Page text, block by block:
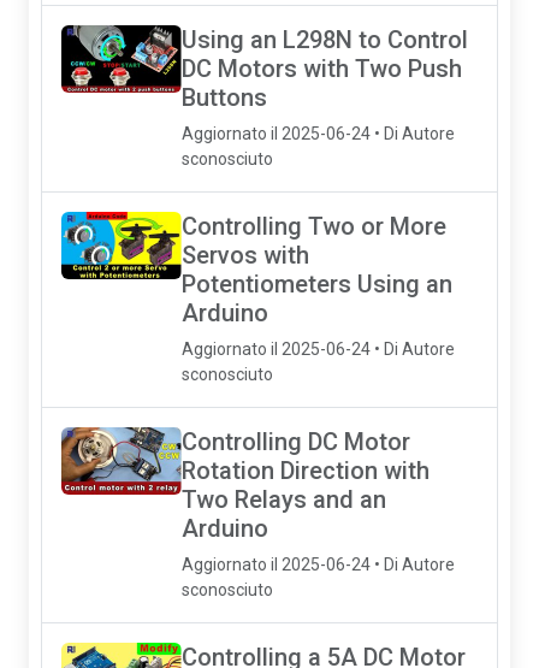
Using an L298N to Control
DC Motors with Two Push
Buttons
Aggiornato il 2025-06-24 • Di Autore
sconosciuto
Controlling Two or More
Servos with
Potentiometers Using an
Arduino
Aggiornato il 2025-06-24 • Di Autore
sconosciuto
Controlling DC Motor
Rotation Direction with
Two Relays and an
Arduino
Aggiornato il 2025-06-24 • Di Autore
sconosciuto
Controlling a 5A DC Motor